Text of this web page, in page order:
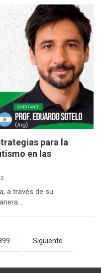
para la
en las
a través de su
Siguiente